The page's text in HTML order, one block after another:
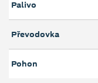
Palivo
Převodovka
Pohon